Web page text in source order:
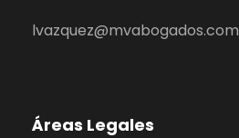
lvazquez@mvabogados.com
Áreas Legales